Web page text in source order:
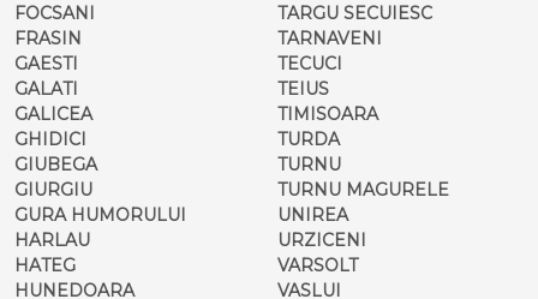
FOCSANI
FRASIN
GAESTI
GALATI
GALICEA
GHIDICI
GIUBEGA
GIURGIU
GURA HUMORULUI
HARLAU
HATEG
HUNEDOARA
TARGU SECUIESC
TARNAVENI
TECUCI
TEIUS
TIMISOARA
TURDA
TURNU
TURNU MAGURELE
UNIREA
URZICENI
VARSOLT
VASLUI